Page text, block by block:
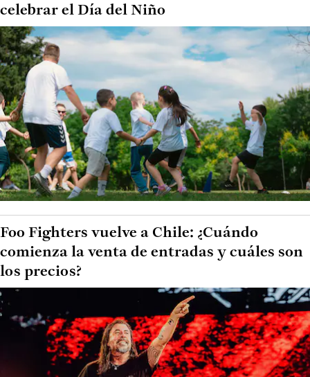
celebrar el Día del Niño
Foo Fighters vuelve a Chile: ¿Cuándo
comienza la venta de entradas y cuáles son
los precios?